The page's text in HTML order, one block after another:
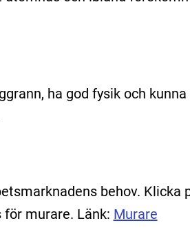
ha god fysik och kunna
behov. Klicka
murare. Länk: Murare